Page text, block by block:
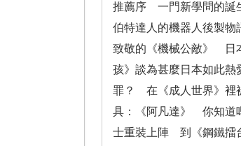
推薦序 一門新學問的
伯特達人的機器人後製
致敬的《機械公敵》 日
孩》談為甚麼日本如此
罪？ 在《成人世界》裡
具：《阿凡達》 你知道
士重裝上陣 到《鋼鐵擂